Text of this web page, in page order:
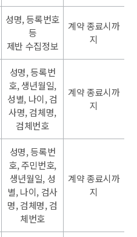
성명, 등록번호
등
제반 수집정보
계약 종료시까
지
성명, 등록번
호, 생년월일,
성별, 나이, 검
사명, 검체명,
검체번호
계약 종료시까
지
성명, 등록번
호, 주민번호,
생년월일, 성
별, 나이, 검사
명, 검체명, 검
체번호
계약 종료시까
지